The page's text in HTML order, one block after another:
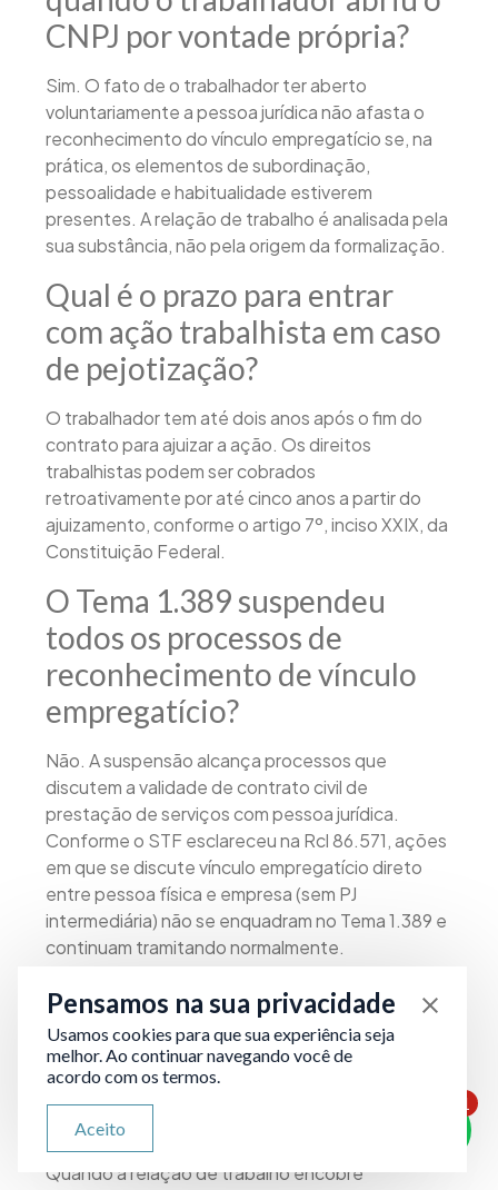
CNPJ por vontade própria?
Sim. O fato de o trabalhador ter aberto
voluntariamente a pessoa jurídica não afasta o
reconhecimento do vínculo empregatício se, na
prática, os elementos de subordinação,
pessoalidade e habitualidade estiverem
presentes. A relação de trabalho é analisada pela
sua substância, não pela origem da formalização.
Qual é o prazo para entrar
com ação trabalhista em caso
de pejotização?
O trabalhador tem até dois anos após o fim do
contrato para ajuizar a ação. Os direitos
trabalhistas podem ser cobrados
retroativamente por até cinco anos a partir do
ajuizamento, conforme o artigo 7º, inciso XXIX, da
Constituição Federal.
O Tema 1.389 suspendeu
todos os processos de
reconhecimento de vínculo
empregatício?
Não. A suspensão alcança processos que
discutem a validade de contrato civil de
prestação de serviços com pessoa jurídica.
Conforme o STF esclareceu na Rcl 86.571, ações
em que se discute vínculo empregatício direto
entre pessoa física e empresa (sem PJ
intermediária) não se enquadram no Tema 1.389 e
continuam tramitando normalmente.
PJ não tem vínculo
empregatício: isso é sempre
verdade?
Não. Essa afirmação é verdadeira apenas quando
a contratação é lícita, com autonomia real.
Quando a relação de trabalho encobre
1
Pensamos na sua privacidade
Usamos cookies para que sua experiência seja
melhor. Ao continuar navegando você de
acordo com os termos.
Aceito